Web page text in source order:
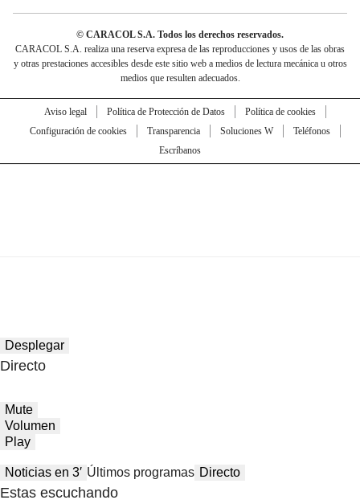
© CARACOL S.A. Todos los derechos reservados.
CARACOL S.A. realiza una reserva expresa de las reproducciones y usos de las obras
y otras prestaciones accesibles desde este sitio web a medios de lectura mecánica u otros
medios que resulten adecuados.
Aviso legal Política de Protección de Datos
Política de cookies
Configuración de cookies
Transparencia Soluciones W
Teléfonos
Escríbanos
Desplegar
Directo
Mute
Volumen
Play
Noticias en 3′ Últimos programas Directo
Estas escuchando